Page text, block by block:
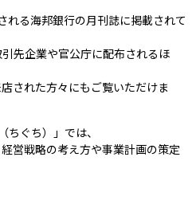
れる海邦銀行の月刊誌に掲載されて
先企業や官公庁に配布されるほ
された方々にもご覧いただけま
ちぐち）」では、
営戦略の考え方や事業計画の策定